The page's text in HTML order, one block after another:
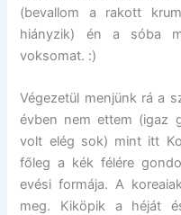
(bevallom a rakott
hiányzik) én a sóba
voksomat. :)
Végezetül menjünk rá a
évben nem ettem (igaz
volt elég sok) mint itt
főleg a kék félére
evési formája. A
meg. Kiköpik a héját